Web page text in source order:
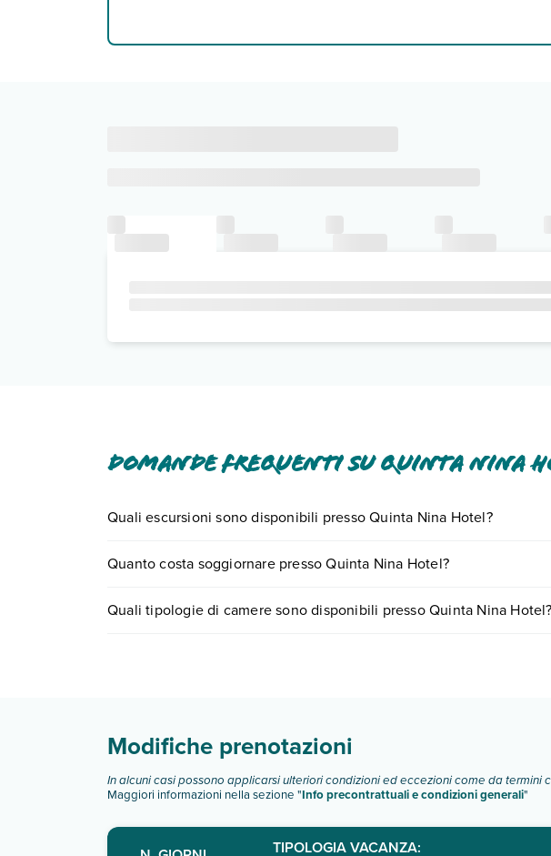
Domande frequenti su Quinta Nina
Quali escursioni sono disponibili presso Quinta Nina Hotel?
0721.17231 oprenotando un appuntamento.
Quanto costa soggiornare presso Quinta Nina Hotel?
quando partire.
Quali tipologie di camere sono disponibili presso Quinta Nina Hotel?
Modifiche prenotazioni
In alcuni casi possono applicarsi ulteriori condizioni ed eccezioni come da termini
Maggiori informazioni nella sezione "Info precontrattuali e condizioni generali"
TIPOLOGIA VACANZA: